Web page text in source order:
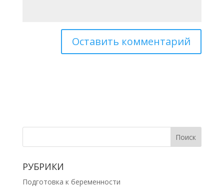
РУБРИКИ
Подготовка к беременности